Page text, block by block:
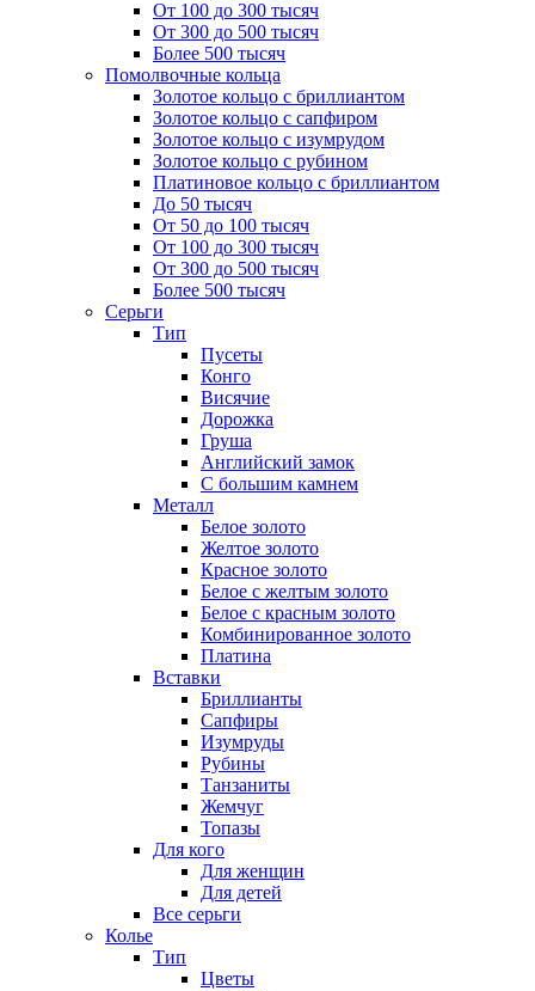
От 100 до 300 тысяч
От 300 до 500 тысяч
Более 500 тысяч
Помолвочные кольца
Золотое кольцо с бриллиантом
Золотое кольцо с сапфиром
Золотое кольцо с изумрудом
Золотое кольцо с рубином
Платиновое кольцо с бриллиантом
До 50 тысяч
От 50 до 100 тысяч
От 100 до 300 тысяч
От 300 до 500 тысяч
Более 500 тысяч
Серьги
Тип
Пусеты
Конго
Висячие
Дорожка
Груша
Английский замок
С большим камнем
Металл
Белое золото
Желтое золото
Красное золото
Белое с желтым золото
Белое с красным золото
Комбинированное золото
Платина
Вставки
Бриллианты
Сапфиры
Изумруды
Рубины
Танзаниты
Жемчуг
Топазы
Для кого
Для женщин
Для детей
Все серьги
Колье
Тип
Цветы